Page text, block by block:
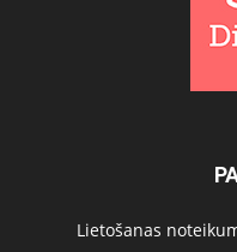
Lietošanas